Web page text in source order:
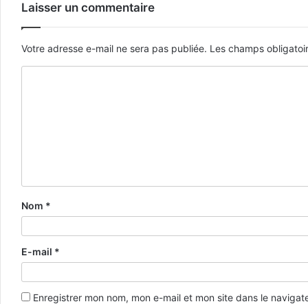
Laisser un commentaire
Votre adresse e-mail ne sera pas publiée. Les champs
Nom *
E-mail *
Enregistrer mon nom, mon e-mail et mon site dans le